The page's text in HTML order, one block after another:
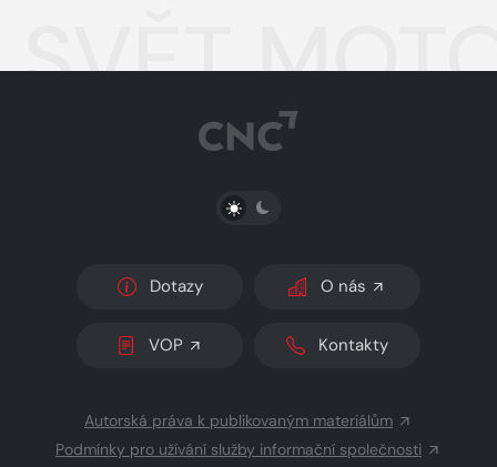
SVĚT
PŘEPNOUT SVĚTLÝ/TMAVÝ REŽIM
Dotazy O nás
VOP Kontakty
Autorská práva k publikovaným materiálům
Podmínky pro užívání služby informační společnosti